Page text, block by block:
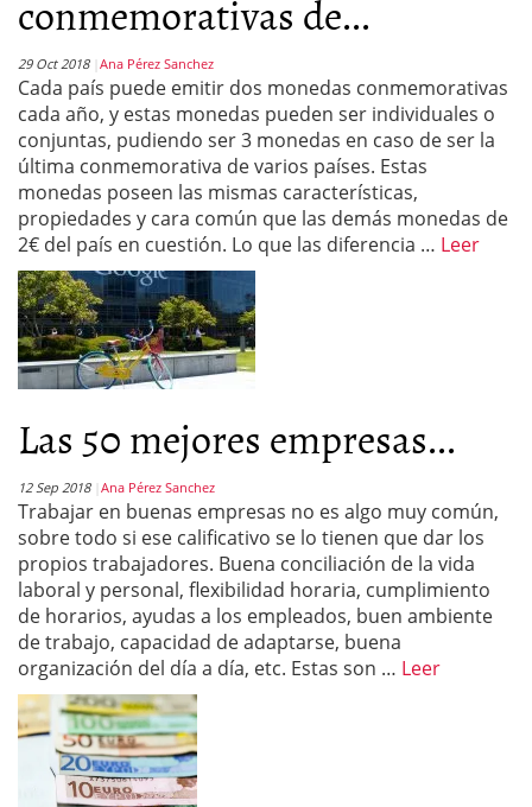
conmemorativas de...
29 Oct 2018 Ana Pérez Sanchez
Cada país puede emitir dos monedas conmemorativas
cada año, y estas monedas pueden ser individuales o
conjuntas, pudiendo ser 3 monedas en caso de ser la
última conmemorativa de varios países. Estas
monedas poseen las mismas características,
propiedades y cara común que las demás monedas de
2€ del país en cuestión. Lo que las diferencia … Leer
Las 50 mejores empresas...
12 Sep 2018 Ana Pérez Sanchez
Trabajar en buenas empresas no es algo muy común,
sobre todo si ese calificativo se lo tienen que dar los
propios trabajadores. Buena conciliación de la vida
laboral y personal, flexibilidad horaria, cumplimiento
de horarios, ayudas a los empleados, buen ambiente
de trabajo, capacidad de adaptarse, buena
organización del día a día, etc. Estas son … Leer